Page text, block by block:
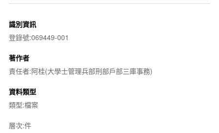
識別資訊
登錄號:069449-001
著作者
責任者:阿桂(大學士管理兵部刑部戶部三庫事務)
資料類型
類型:檔案
層次:件